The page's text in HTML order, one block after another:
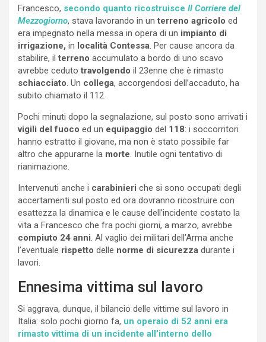
Francesco, secondo quanto ricostruisce Il Corriere del
Mezzogiorno, stava lavorando in unterreno agricolo ed
era impegnato nella messa in opera di un impianto di
irrigazione, in località Contessa. Per cause ancora da
stabilire, ilterreno accumulato a bordo di uno scavo
avrebbe cedutotravolgendo il 23enne che è rimasto
schiacciato. Un collega, accorgendosi dell’accaduto, ha
subito chiamato il 112.
Pochi minuti dopo la segnalazione, sul posto sono arrivati i
vigili del fuoco ed un equipaggio del 118: i soccorritori
hanno estratto il giovane, ma non è stato possibile far
altro che appurarne la morte. Inutile ogni tentativo di
rianimazione.
Intervenuti anche i carabinieri che si sono occupati degli
accertamenti sul posto ed ora dovranno ricostruire con
esattezza la dinamica e le cause dell’incidente costato la
vita a Francesco che fra pochi giorni, a marzo, avrebbe
compiuto 24 anni. Al vaglio dei militari dell’Arma anche
l’eventuale rispetto delle norme di sicurezza durante i
lavori.
Ennesima vittima sul lavoro
Si aggrava, dunque, il bilancio delle vittime sul lavoro in
Italia: solo pochi giorno fa, un operaio di 52 anni era
rimasto vittima di un incidente all’interno dello